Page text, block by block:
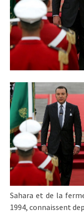
Sahara et de la
1994, connaissent